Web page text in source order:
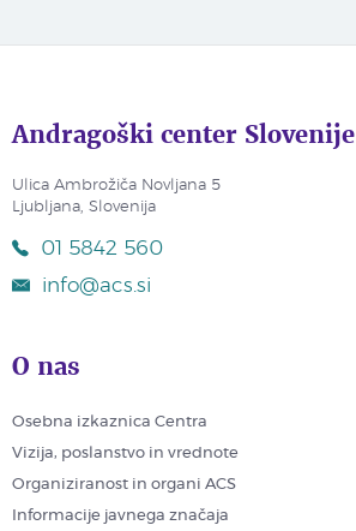
Andragoški center Slovenije
Ulica Ambrožiča Novljana 5
Ljubljana, Slovenija
01 5842 560
info@acs.si
O nas
Osebna izkaznica Centra
Vizija, poslanstvo in vrednote
Organiziranost in organi ACS
Informacije javnega značaja